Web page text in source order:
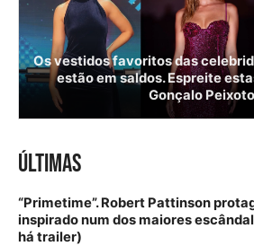
Os vestidos favoritos das
estão em saldos. Espreite
Gonçalo Peixoto
ÚLTIMAS
“Primetime”. Robert Pattinson
inspirado num dos maiores
há trailer)